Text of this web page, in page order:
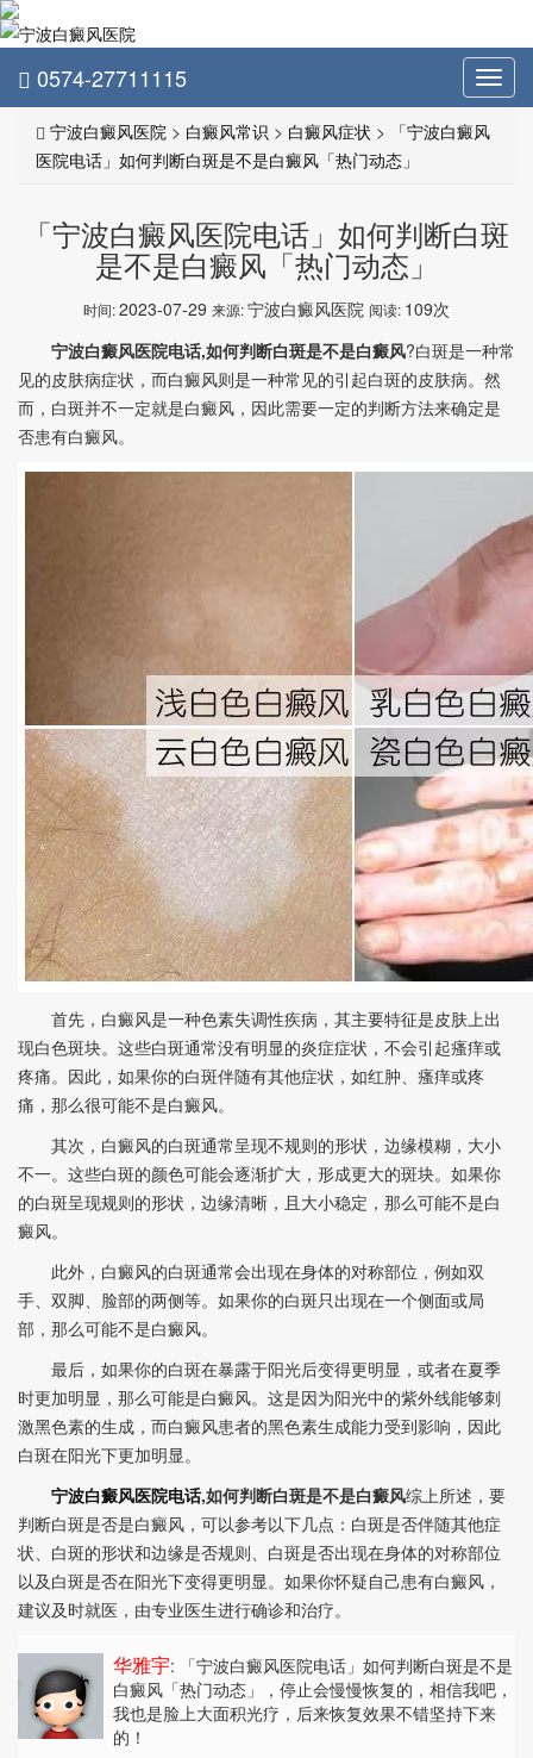
0574-27711115
宁波白癜风医院 > 白癜风常识 > 白癜风症状 >
「宁波白癜风
医院电话」如何判断白斑是不是白癜风「热门动态」
「宁波白癜风医院电话」如何判断白斑
是不是白癜风「热门动态」
时间:2023-07-29 来源:宁波白癜风医院 阅读: 109次
宁波白癜风医院电话,如何判断白斑是不是白癜风?白斑是一种常
见的皮肤病症状，而白癜风则是一种常见的引起白斑的皮肤病。然
而，白斑并不一定就是白癜风，因此需要一定的判断方法来确定是
否患有白癜风。
首先，白癜风是一种色素失调性疾病，其主要特征是皮肤上出
现白色斑块。这些白斑通常没有明显的炎症症状，不会引起瘙痒或
疼痛。因此，如果你的白斑伴随有其他症状，如红肿、瘙痒或疼
痛，那么很可能不是白癜风。
其次，白癜风的白斑通常呈现不规则的形状，边缘模糊，大小
不一。这些白斑的颜色可能会逐渐扩大，形成更大的斑块。如果你
的白斑呈现规则的形状，边缘清晰，且大小稳定，那么可能不是白
癜风。
此外，白癜风的白斑通常会出现在身体的对称部位，例如双
手、双脚、脸部的两侧等。如果你的白斑只出现在一个侧面或局
部，那么可能不是白癜风。
最后，如果你的白斑在暴露于阳光后变得更明显，或者在夏季
时更加明显，那么可能是白癜风。这是因为阳光中的紫外线能够刺
激黑色素的生成，而白癜风患者的黑色素生成能力受到影响，因此
白斑在阳光下更加明显。
宁波白癜风医院电话,如何判断白斑是不是白癜风综上所述，要
判断白斑是否是白癜风，可以参考以下几点：白斑是否伴随其他症
状、白斑的形状和边缘是否规则、白斑是否出现在身体的对称部位
以及白斑是否在阳光下变得更明显。如果你怀疑自己患有白癜风，
建议及时就医，由专业医生进行确诊和治疗。
华雅宇: 「宁波白癜风医院电话」如何判断白斑是不是
白癜风「热门动态」
，停止会慢慢恢复的，相信我吧，
我也是脸上大面积光疗，后来恢复效果不错坚持下来
的！